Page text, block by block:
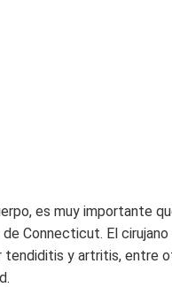
es muy importante
Connecticut. El
y artritis, entre